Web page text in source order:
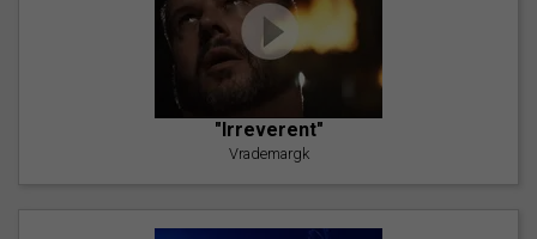
"Irreverent"
Vrademargk